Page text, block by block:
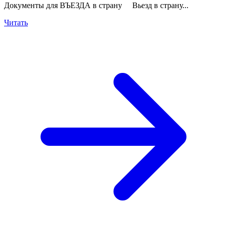
Документы для ВЪЕЗДА в страну Вьезд в страну...
Читать